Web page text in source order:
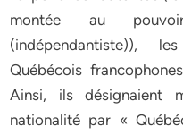
montée au
(indépendantiste)),
Québécois
Ainsi, ils désignaient
nationalité par «